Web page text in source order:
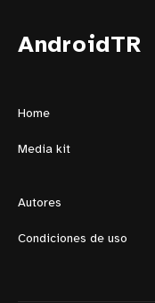
AndroidTR
Home
Media kit
Autores
Condiciones de uso